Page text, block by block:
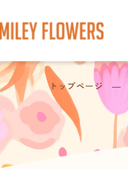
トップページ